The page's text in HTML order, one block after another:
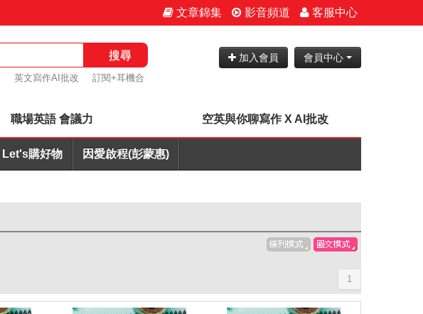
文章錦集 影音頻道 客服中心
搜尋
英文寫作AI批改
訂閱+耳機合
加入會員 會員中心
職場英語 會議力 空英與你聊寫作 X AI批改
Let's購好物 因愛啟程(彭蒙惠)
1